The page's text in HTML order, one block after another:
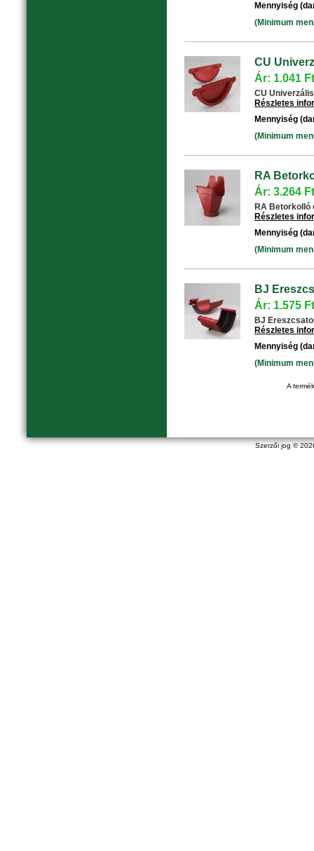
Szerzői jog ©
Mennyiség
(Minimum
CU
Ár: 1.041
CU
Részletes
Mennyiség
(Minimum
RA
Ár: 3.264
RA Betorkolló
Részletes
Mennyiség
(Minimum
BJ
Ár: 1.575
BJ
Részletes
Mennyiség
(Minimum
A